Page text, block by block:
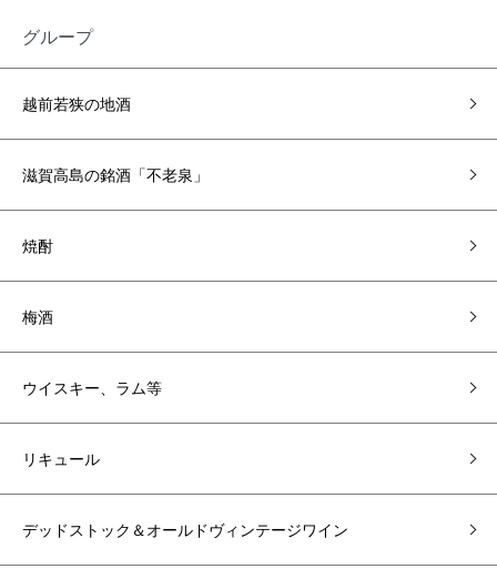
グループ
越前若狭の地酒
滋賀高島の銘酒「不老泉」
焼酎
梅酒
ウイスキー、ラム等
リキュール
デッドストック＆オールドヴィンテージワイン